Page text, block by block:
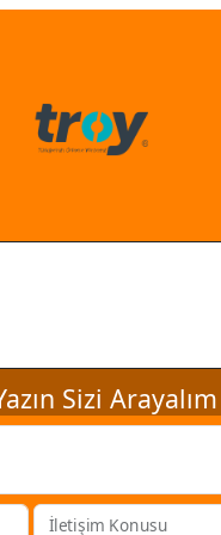
Sizi Arayalım
İletişim Konusu